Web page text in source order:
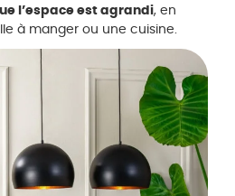
l’espace est agrandi, en
à manger ou une cuisine.